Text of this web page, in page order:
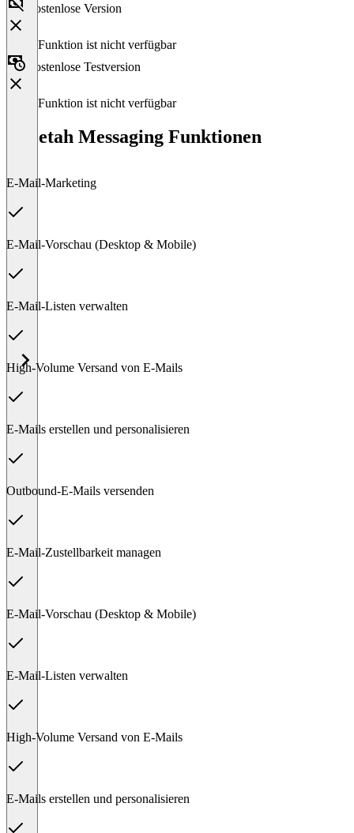
Kostenlose Version
Diese Funktion ist nicht verfügbar
Kostenlose Testversion
Diese Funktion ist nicht verfügbar
Cheetah Messaging Funktionen
E-Mail-Marketing
E-Mail-Vorschau (Desktop & Mobile)
E-Mail-Listen verwalten
High-Volume Versand von E-Mails
E-Mails erstellen und personalisieren
Outbound-E-Mails versenden
E-Mail-Zustellbarkeit managen
E-Mail-Vorschau (Desktop & Mobile)
E-Mail-Listen verwalten
High-Volume Versand von E-Mails
E-Mails erstellen und personalisieren